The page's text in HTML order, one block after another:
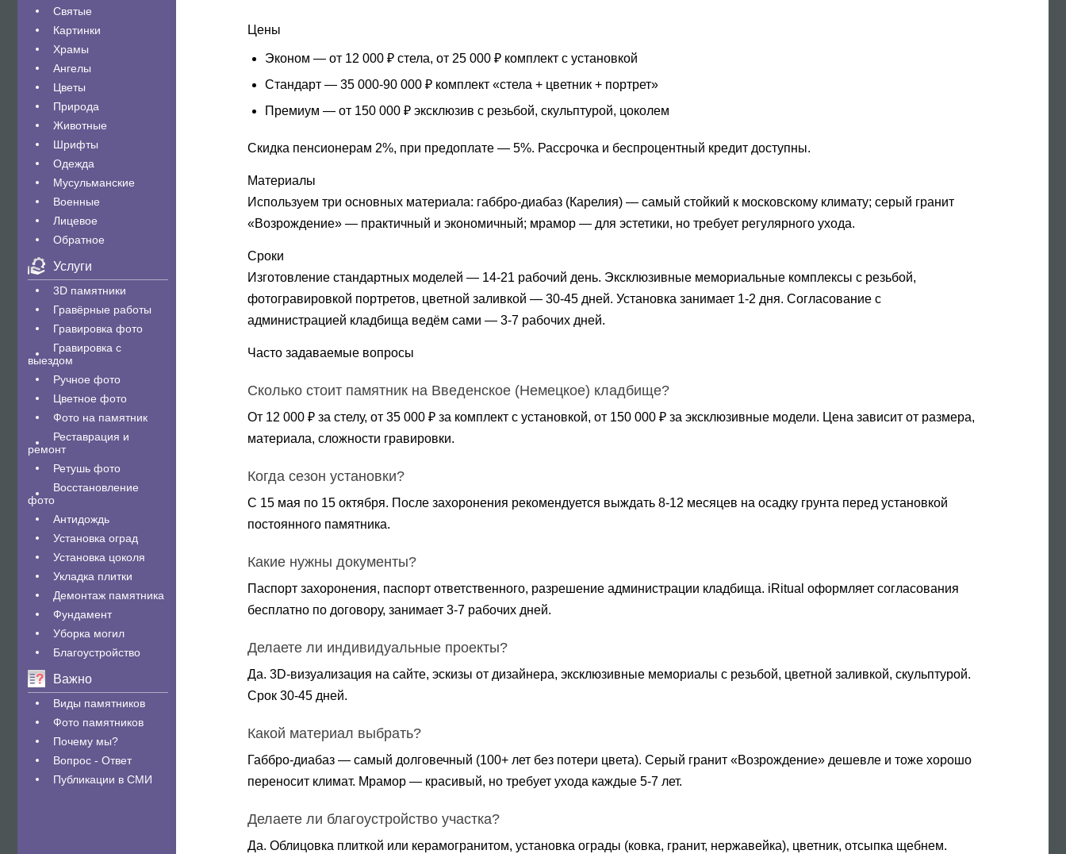
Святые
Картинки
Храмы
Ангелы
Цветы
Природа
Животные
Шрифты
Одежда
Мусульманские
Военные
Лицевое
Обратное
Услуги
3D памятники
Гравëрные работы
Гравировка фото
Гравировка с
выездом
Ручное фото
Цветное фото
Фото на памятник
Реставрация и
ремонт
Ретушь фото
Восстановление
фото
Антидождь
Установка оград
Установка цоколя
Укладка плитки
Демонтаж памятника
Фундамент
Уборка могил
Благоустройство
Важно
Виды памятников
Фото памятников
Почему мы?
Вопрос - Ответ
Публикации в СМИ
Цены
Эконом — от 12 000 ₽ стела, от 25 000 ₽ комплект с установкой
Стандарт — 35 000-90 000 ₽ комплект «стела + цветник + портрет»
Премиум — от 150 000 ₽ эксклюзив с резьбой, скульптурой, цоколем
Скидка пенсионерам 2%, при предоплате — 5%. Рассрочка и беспроцентный кредит доступны.
Материалы
Используем три основных материала: габбро-диабаз (Карелия) — самый стойкий к московскому климату; серый гранит
«Возрождение» — практичный и экономичный; мрамор — для эстетики, но требует регулярного ухода.
Сроки
Изготовление стандартных моделей — 14-21 рабочий день. Эксклюзивные мемориальные комплексы с резьбой,
фотогравировкой портретов, цветной заливкой — 30-45 дней. Установка занимает 1-2 дня. Согласование с
администрацией кладбища ведём сами — 3-7 рабочих дней.
Часто задаваемые вопросы
Сколько стоит памятник на Введенское (Немецкое) кладбище?
От 12 000 ₽ за стелу, от 35 000 ₽ за комплект с установкой, от 150 000 ₽ за эксклюзивные модели. Цена зависит от размера,
материала, сложности гравировки.
Когда сезон установки?
С 15 мая по 15 октября. После захоронения рекомендуется выждать 8-12 месяцев на осадку грунта перед установкой
постоянного памятника.
Какие нужны документы?
Паспорт захоронения, паспорт ответственного, разрешение администрации кладбища. iRitual оформляет согласования
бесплатно по договору, занимает 3-7 рабочих дней.
Делаете ли индивидуальные проекты?
Да. 3D-визуализация на сайте, эскизы от дизайнера, эксклюзивные мемориалы с резьбой, цветной заливкой, скульптурой.
Срок 30-45 дней.
Какой материал выбрать?
Габбро-диабаз — самый долговечный (100+ лет без потери цвета). Серый гранит «Возрождение» дешевле и тоже хорошо
переносит климат. Мрамор — красивый, но требует ухода каждые 5-7 лет.
Делаете ли благоустройство участка?
Да. Облицовка плиткой или керамогранитом, установка ограды (ковка, гранит, нержавейка), цветник, отсыпка щебнем.